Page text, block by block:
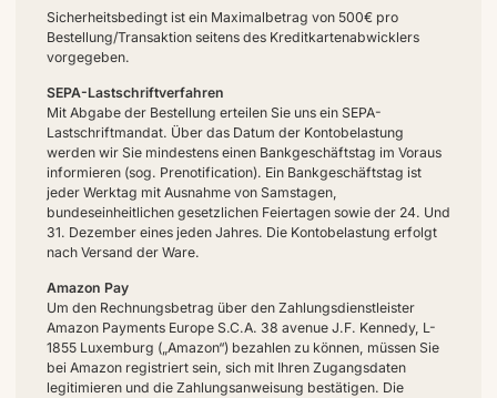
Sicherheitsbedingt ist ein Maximalbetrag von 500€ pro
Bestellung/Transaktion seitens des Kreditkartenabwicklers
vorgegeben.
SEPA-Lastschriftverfahren
Mit Abgabe der Bestellung erteilen Sie uns ein SEPA-
Lastschriftmandat. Über das Datum der Kontobelastung
werden wir Sie mindestens einen Bankgeschäftstag im Voraus
informieren (sog. Prenotification). Ein Bankgeschäftstag ist
jeder Werktag mit Ausnahme von Samstagen,
bundeseinheitlichen gesetzlichen Feiertagen sowie der 24. Und
31. Dezember eines jeden Jahres. Die Kontobelastung erfolgt
nach Versand der Ware.
Amazon Pay
Um den Rechnungsbetrag über den Zahlungsdienstleister
Amazon Payments Europe S.C.A. 38 avenue J.F. Kennedy, L-
1855 Luxemburg („Amazon“) bezahlen zu können, müssen Sie
bei Amazon registriert sein, sich mit Ihren Zugangsdaten
legitimieren und die Zahlungsanweisung bestätigen. Die